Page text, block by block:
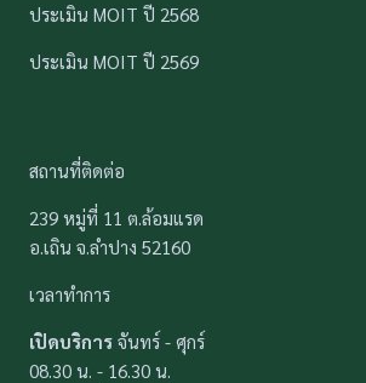
ประเมิน MOIT ปี 2568
ประเมิน MOIT ปี 2569
สถานที่ติดต่อ
239 หมู่ที่ 11 ต.ล้อมแรด
อ.เถิน จ.ลำปาง 52160
เวลาทำการ
เปิดบริการ จันทร์ - ศุกร์
08.30 น. - 16.30 น.